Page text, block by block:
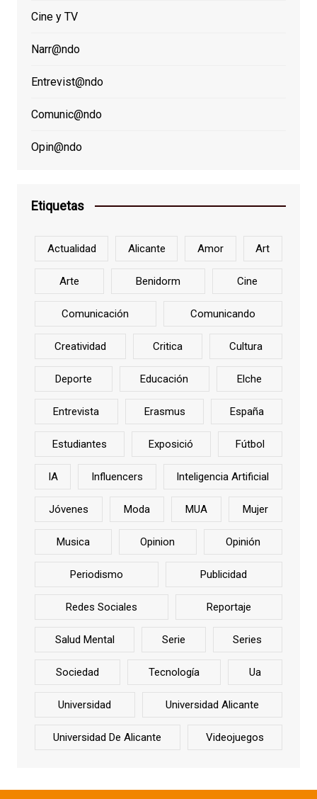
Cine y TV
Narr@ndo
Entrevist@ndo
Comunic@ndo
Opin@ndo
Etiquetas
Actualidad Alicante Amor Art
Arte Benidorm Cine
Comunicación Comunicando
Creatividad Critica Cultura
Deporte Educación Elche
Entrevista Erasmus España
Estudiantes Exposició Fútbol
IA Influencers Inteligencia Artificial
Jóvenes Moda MUA Mujer
Musica Opinion Opinión
Periodismo Publicidad
Redes Sociales Reportaje
Salud Mental Serie Series
Sociedad Tecnología Ua
Universidad Universidad Alicante
Universidad De Alicante Videojuegos